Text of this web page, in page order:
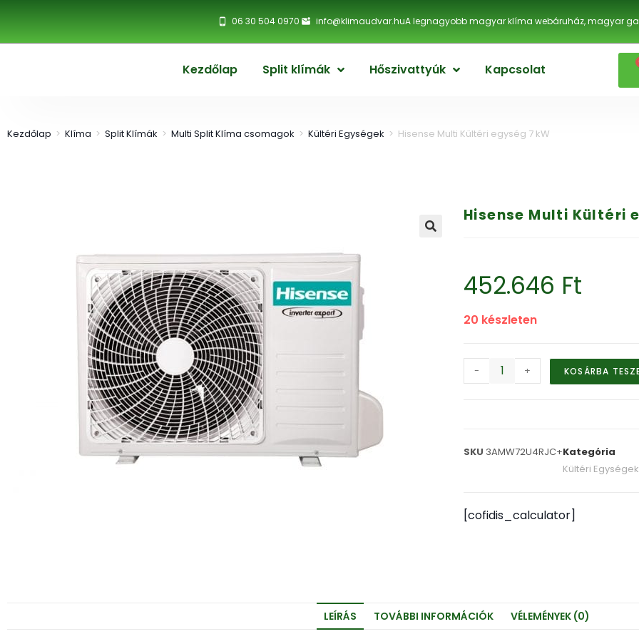
06 30 504 0970 info@klimaudvar.huA legnagyobb magyar klíma webáruház, magyar
Kezdőlap Split klímák Hőszivattyúk Kapcsolat
Kezdőlap > Klíma > Split Klímák > Multi Split Klíma csomagok > Kültéri Egységek > Hisense Multi Kültéri egység 7 kW
Hisense Multi Kültéri
452.646 Ft
20 készleten
- + KOSÁRBA
SKU 3AMW72U4RJC+Kategória
Kültéri Egységek
[cofidis_calculator]
LEÍRÁS TOVÁBBI INFORMÁCIÓK VÉLEMÉNYEK (0)